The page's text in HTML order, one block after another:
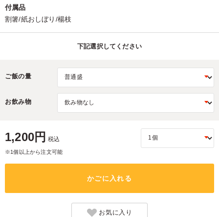
付属品
割箸/紙おしぼり/楊枝
下記選択してください
ご飯の量
お飲み物
1,200円 税込
※1個以上から注文可能
かごに入れる
お気に入り